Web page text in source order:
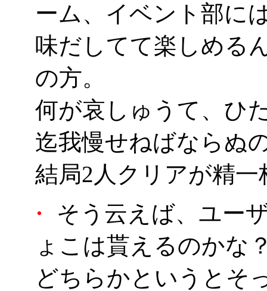
ーム、イベント部に
味だしてて楽しめる
の方。
何が哀しゅうて、ひ
迄我慢せねばならぬ
結局2人クリアが精
・
そう云えば、ユー
ょこは貰えるのかな
どちらかというとそ